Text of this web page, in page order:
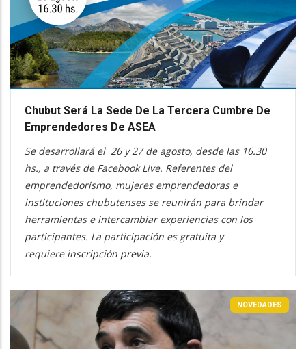
Chubut Será La Sede De La Tercera Cumbre De
Emprendedores De ASEA
Se desarrollará el 26 y 27 de agosto, desde las 16.30
hs., a través de Facebook Live. Referentes del
emprendedorismo, mujeres emprendedoras e
instituciones chubutenses se reunirán para brindar
herramientas e intercambiar experiencias con los
participantes. La participación es gratuita y
requiere inscripción previa.
NOVEDADES